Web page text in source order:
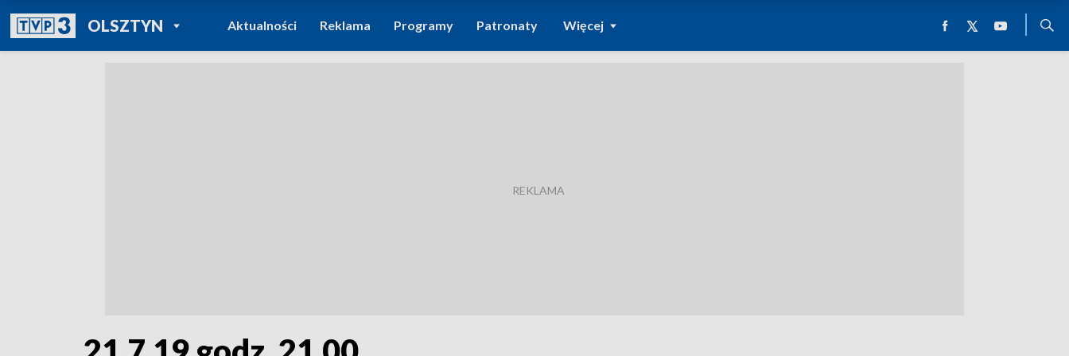
OLSZTYNPOWRÓT DO
TVP REGIONY
Aktualności Reklama Programy Patronaty Więcej